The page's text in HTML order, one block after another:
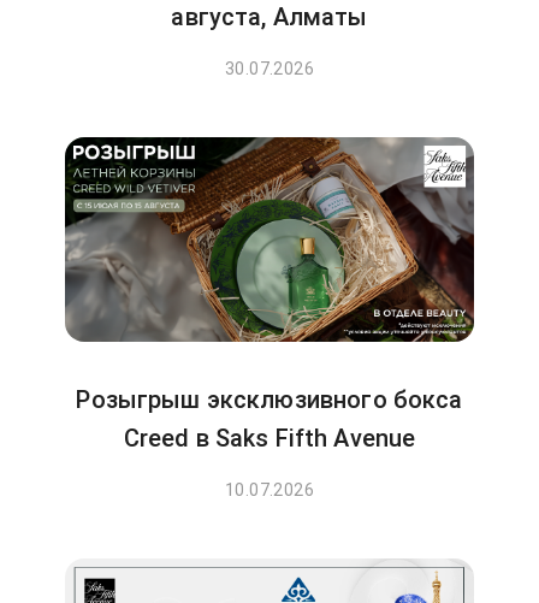
августа, Алматы
30.07.2026
Розыгрыш эксклюзивного бокса
Creed в Saks Fifth Avenue
10.07.2026